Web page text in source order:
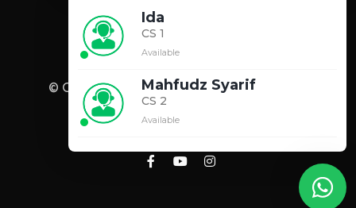
© Copyright 2026 -eLazisDeveloped by
Indoweb.id
Ida
CS 1
Available
Mahfudz Syarif
CS 2
Available